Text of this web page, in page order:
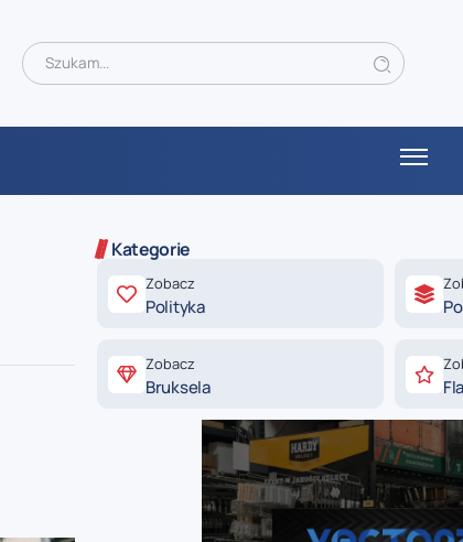
Kategorie
Zobacz
Polityka
Zobacz
Bruksela